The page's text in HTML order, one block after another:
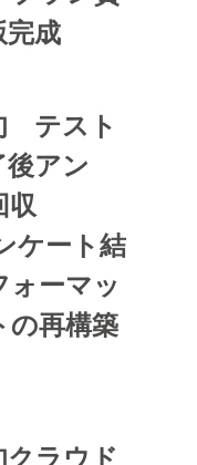
完成
テスト
アン
収
ケート結
ーマッ
の再構築
クラウド